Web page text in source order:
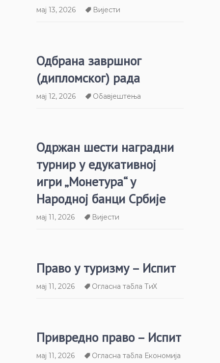
мај 13, 2026 Вијести
Одбрана завршног
(дипломског) рада
мај 12, 2026 Обавјештења
Одржан шести наградни
турнир у едукативној
игри „Монетура“ у
Народној банци Србије
мај 11, 2026 Вијести
Право у туризму – Испит
мај 11, 2026 Огласна табла ТиХ
Привредно право – Испит
мај 11, 2026 Огласна табла Економија